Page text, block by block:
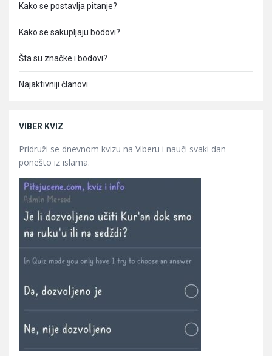
Kako se postavlja pitanje?
Kako se sakupljaju bodovi?
Šta su značke i bodovi?
Najaktivniji članovi
VIBER KVIZ
Pridruži se dnevnom kvizu na Viberu i nauči svaki dan
ponešto iz islama.